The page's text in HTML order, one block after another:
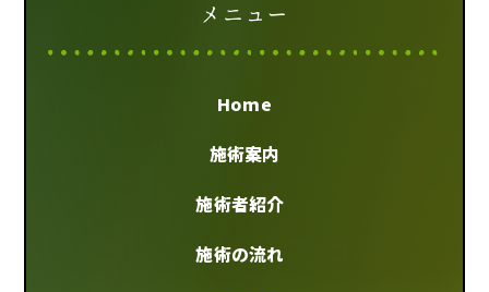
メニュー
Home
施術案内
施術者紹介
施術の流れ